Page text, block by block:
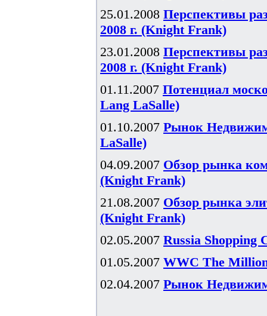
25.01.2008 Перспективы
2008 г. (Knight Frank)
23.01.2008 Перспективы
2008 г. (Knight Frank)
01.11.2007 Потенциал
Lang LaSalle)
01.10.2007 Рынок
LaSalle)
04.09.2007 Обзор рынка
(Knight Frank)
21.08.2007 Обзор рынка
(Knight Frank)
02.05.2007 Russia Shopping
01.05.2007 WWC The
02.04.2007 Рынок